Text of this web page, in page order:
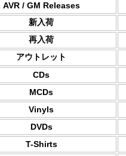
AVR / GM Releases
新入荷
再入荷
アウトレット
CDs
MCDs
Vinyls
DVDs
T-Shirts